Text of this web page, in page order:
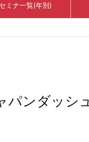
ミナ一覧(年別)
パンダッシ